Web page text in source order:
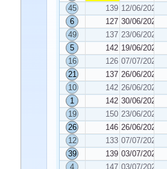
45
139 12/06/2020
6
127 30/06/2020
49
137 23/06/2020
5
142 19/06/2020
16
126 07/07/2020
21
137 26/06/2020
10
142 26/06/2020
1
142 30/06/2020
19
150 23/06/2020
26
146 26/06/2020
12
133 07/07/2020
39
139 03/07/2020
4
147 03/07/2020